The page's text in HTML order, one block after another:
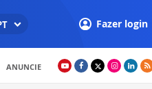
Fazer login
ANUNCIE